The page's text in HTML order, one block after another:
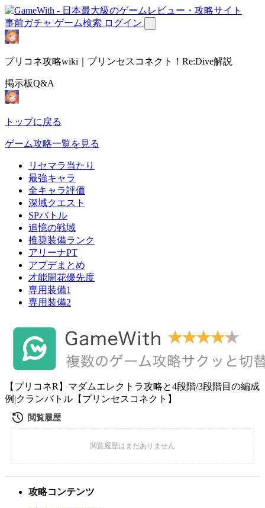
事前ガチャ ゲーム検索 ログイン
プリコネ攻略wiki｜プリンセスコネクト！Re:Dive解説
掲示板Q&A
トップに戻る
ゲーム攻略一覧を見る
リセマラ当たり
最強キャラ
全キャラ評価
深域クエスト
SPバトル
追憶の戦域
推奨装備ランク
アリーナPT
アプデまとめ
才能開花優先度
専用装備1
専用装備2
【プリコネR】マダムエレクトラ攻略と4段階/3段階目の編成
例|クランバトル【プリンセスコネクト】
攻略コンテンツ